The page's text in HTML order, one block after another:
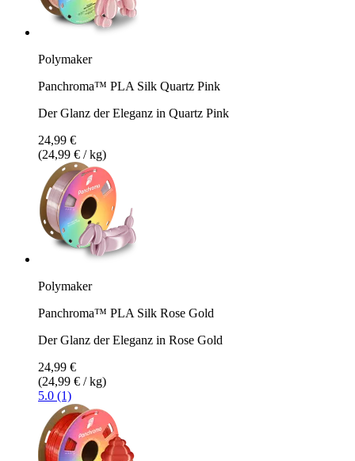
Polymaker
Panchroma™ PLA Silk Quartz Pink
Der Glanz der Eleganz in Quartz Pink
24,99 €
(24,99 € / kg)
Polymaker
Panchroma™ PLA Silk Rose Gold
Der Glanz der Eleganz in Rose Gold
24,99 €
(24,99 € / kg)
5.0 (1)